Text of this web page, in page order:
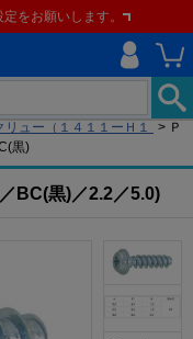
をお願いします。
リュー（１４１１ーＨ１ > Ｐ
黒)
BC(黒)／2.2／5.0)